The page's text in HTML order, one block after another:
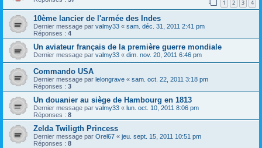
1 2 3 4
10ème lancier de l'armée des Indes
Dernier message par valmy33 « sam. déc. 31, 2011 2:41 pm
Réponses : 4
Un aviateur français de la première guerre mondiale
Dernier message par valmy33 « dim. nov. 20, 2011 6:46 pm
Commando USA
Dernier message par lelongrave « sam. oct. 22, 2011 3:18 pm
Réponses : 3
Un douanier au siège de Hambourg en 1813
Dernier message par valmy33 « lun. oct. 10, 2011 8:06 pm
Réponses : 8
Zelda Twiligth Princess
Dernier message par Orel67 « jeu. sept. 15, 2011 10:51 pm
Réponses : 8